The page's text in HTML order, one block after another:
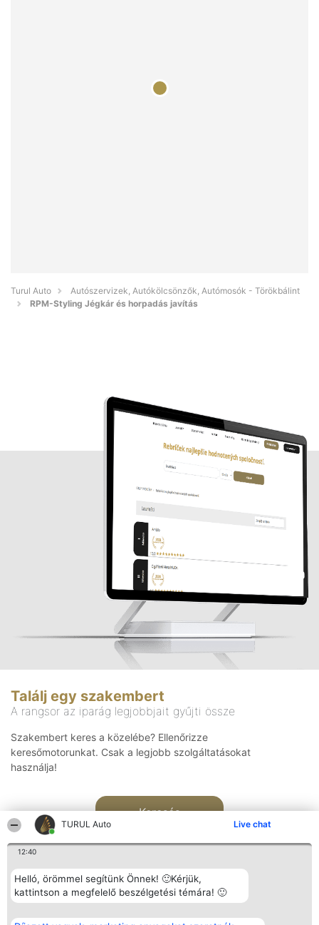
TURUL Auto Live chat
12:40
Helló, örömmel segítünk Önnek! 🙂Kérjük,
kattintson a megfelelő beszélgetési témára! 🙂
Turul Auto
Autószervizek, Autókölcsönzők, Autómosók - Törökbálint
RPM-Styling Jégkár és horpadás javítás
Találj egy szakembert
A rangsor az iparág legjobbjait gyűjti össze
Szakembert keres a közelébe? Ellenőrizze
keresőmotorunkat. Csak a legjobb szolgáltatásokat
használja!
Keresés
Rangsorszervező Népszavazás Elérhetőség